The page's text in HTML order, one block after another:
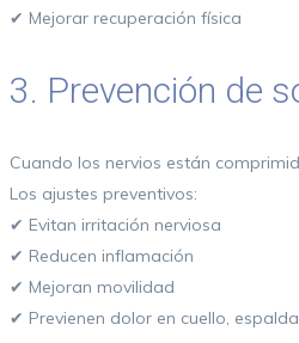
✔ Mejorar recuperación física
3. Prevención de
Cuando los nervios están
Los ajustes preventivos:
✔ Evitan irritación nerviosa
✔ Reducen inflamación
✔ Mejoran movilidad
✔ Previenen dolor en cuello,